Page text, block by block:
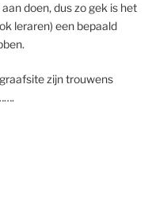
doen, dus zo gek is het
leraren) een bepaald
zijn trouwens